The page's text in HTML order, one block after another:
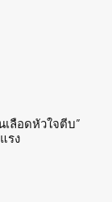
เลือดหัวใจตีบ”
รง